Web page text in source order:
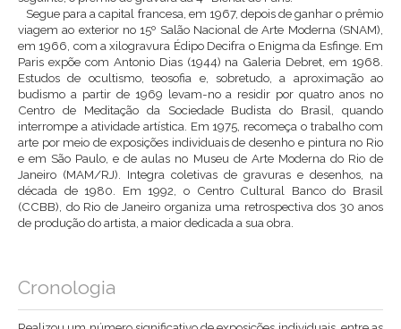
Segue para a capital francesa, em 1967, depois de ganhar o prêmio
viagem ao exterior no 15º Salão Nacional de Arte Moderna (SNAM),
em 1966, com a xilogravura Édipo Decifra o Enigma da Esfinge. Em
Paris expõe com Antonio Dias (1944) na Galeria Debret, em 1968.
Estudos de ocultismo, teosofia e, sobretudo, a aproximação ao
budismo a partir de 1969 levam-no a residir por quatro anos no
Centro de Meditação da Sociedade Budista do Brasil, quando
interrompe a atividade artística. Em 1975, recomeça o trabalho com
arte por meio de exposições individuais de desenho e pintura no Rio
e em São Paulo, e de aulas no Museu de Arte Moderna do Rio de
Janeiro (MAM/RJ). Integra coletivas de gravuras e desenhos, na
década de 1980. Em 1992, o Centro Cultural Banco do Brasil
(CCBB), do Rio de Janeiro organiza uma retrospectiva dos 30 anos
de produção do artista, a maior dedicada a sua obra.
Cronologia